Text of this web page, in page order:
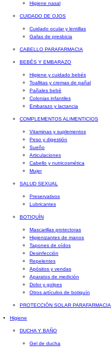
Higiene nasal
CUIDADO DE OJOS
Cuidado ocular y lentillas
Gafas de presbicia
CABELLO PARAFARMACIA
BEBÉS Y EMBARAZO
Higiene y cuidado bebés
Toallitas y cremas de pañal
Pañales bebé
Colonias infantiles
Embarazo y lactancia
COMPLEMENTOS ALIMENTICIOS
Vitaminas y suplementos
Peso y digestión
Sueño
Articulaciones
Cabello y nutricosmética
Mujer
SALUD SEXUAL
Preservativos
Lubricantes
BOTIQUÍN
Mascarillas protectoras
Higienizantes de manos
Tapones de oídos
Desinfección
Repelentes
Apósitos y vendas
Aparatos de medición
Dolor y golpes
Otros artículos de botiquín
PROTECCIÓN SOLAR PARAFARMACIA
Higiene
DUCHA Y BAÑO
Gel de ducha